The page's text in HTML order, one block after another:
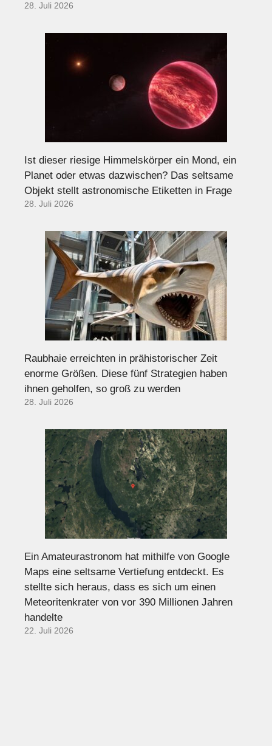
28. Juli 2026
Ist dieser riesige Himmelskörper ein Mond, ein
Planet oder etwas dazwischen? Das seltsame
Objekt stellt astronomische Etiketten in Frage
28. Juli 2026
Raubhaie erreichten in prähistorischer Zeit
enorme Größen. Diese fünf Strategien haben
ihnen geholfen, so groß zu werden
28. Juli 2026
Ein Amateurastronom hat mithilfe von Google
Maps eine seltsame Vertiefung entdeckt. Es
stellte sich heraus, dass es sich um einen
Meteoritenkrater von vor 390 Millionen Jahren
handelte
22. Juli 2026